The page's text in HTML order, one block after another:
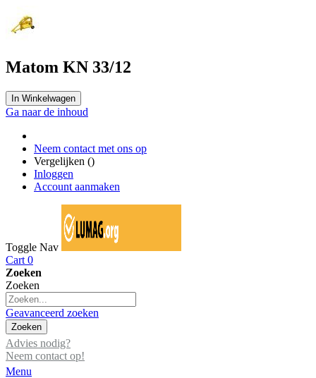
Matom KN 33/12
In Winkelwagen
Ga naar de inhoud
Neem contact met ons op
Vergelijken ()
Inloggen
Account aanmaken
Toggle Nav
Cart 0
Zoeken
Zoeken
Geavanceerd zoeken
Zoeken
Advies nodig?
Neem contact op!
Menu